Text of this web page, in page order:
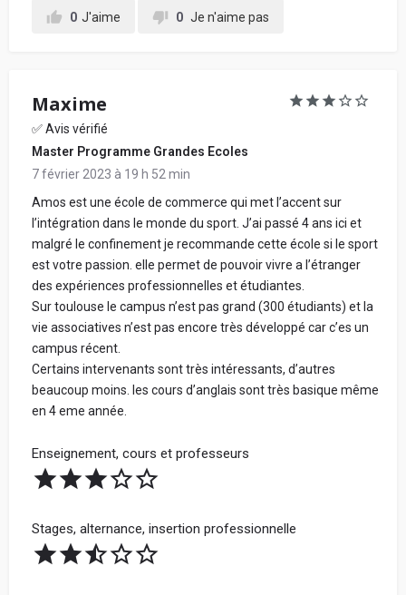
0 J'aime 0 Je n'aime pas
Maxime
✅ Avis vérifié
Master Programme Grandes Ecoles
7 février 2023 à 19 h 52 min
Amos est une école de commerce qui met l’accent sur
l’intégration dans le monde du sport. J’ai passé 4 ans ici et
malgré le confinement je recommande cette école si le sport
est votre passion. elle permet de pouvoir vivre a l’étranger
des expériences professionnelles et étudiantes.
Sur toulouse le campus n’est pas grand (300 étudiants) et la
vie associatives n’est pas encore très développé car c’es un
campus récent.
Certains intervenants sont très intéressants, d’autres
beaucoup moins. les cours d’anglais sont très basique même
en 4 eme année.
Enseignement, cours et professeurs
Stages, alternance, insertion professionnelle